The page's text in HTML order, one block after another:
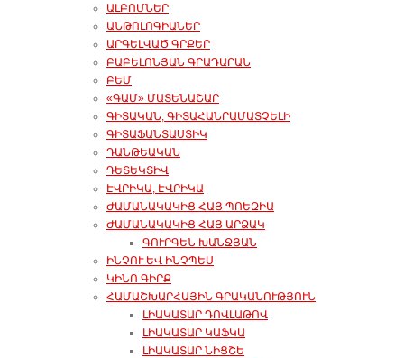
ԱԼԲՈՄՆԵՐ
ԱՆԹՈԼՈԳԻԱՆԵՐ
ԱՐԳԵԼՎԱԾ ԳՐՔԵՐ
ԲԱԲԵԼՈՆՅԱՆ ԳՐԱԴԱՐԱՆ
ԲԵՄ
«ԳԱՄ» ՄԱՏԵՆԱՇԱՐ
ԳԻՏԱԿԱՆ, ԳԻՏԱՀԱՆՐԱՄԱՏՉԵԼԻ
ԳԻՏԱՖԱՆՏԱՍՏԻԿ
ԴԱՆԹԵԱԿԱՆ
ԴԵՏԵԿՏԻՎ
ԷՎՐԻԿԱ, ԷՎՐԻԿԱ
ԺԱՄԱՆԱԿԱԿԻՑ ՀԱՅ ՊՈԵԶԻԱ
ԺԱՄԱՆԱԿԱԿԻՑ ՀԱՅ ԱՐՁԱԿ
ԳՈՒՐԳԵՆ ԽԱՆՋՅԱՆ
ԻՆՉՈՒ ԵՎ ԻՆՉՊԵՍ
ԿԻՆՈ ԳԻՐՔ
ՀԱՄԱՇԽԱՐՀԱՅԻՆ ԳՐԱԿԱՆՈՒԹՅՈՒՆ
ԼԻԱԿԱՏԱՐ ԴՈՎԼԱԹՈՎ
ԼԻԱԿԱՏԱՐ ԿԱՖԿԱ
ԼԻԱԿԱՏԱՐ ՆԻՑՇԵ